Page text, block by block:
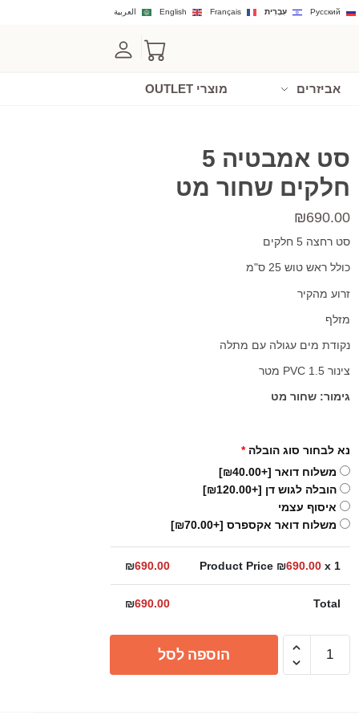
العربية English Français עִבְרִית Русский
אביזרים מוצרי OUTLET
סט אמבטיה 5
חלקים שחור מט
₪690.00
סט רחצה 5 חלקים
כולל ראש טוש 25 ס"מ
זרוע מהקיר
מזלף
נקודת מים עגולה עם מתלה
צינור PVC 1.5 מטר
גימור: שחור מט
נא לבחור סוג הובלה *
משלוח דואר [+₪40.00]
הובלה לגוש דן [+₪120.00]
איסוף עצמי
משלוח דואר אקספרס [+₪70.00]
Product Price ₪690.00x 1
₪690.00
Total
₪690.00
הוספה לסל